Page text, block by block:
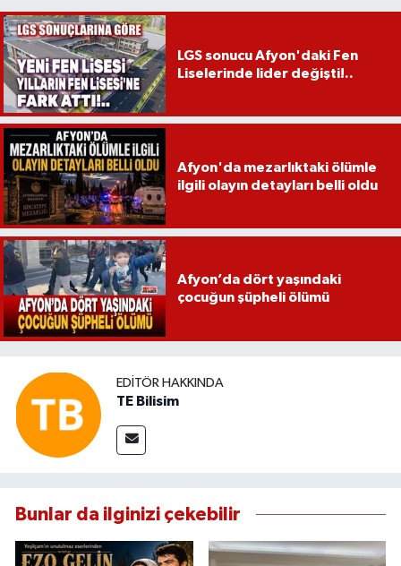
LGS sonucu Afyon'daki Fen
Liselerinde lider değişti!..
Afyon'da mezarlıktaki ölümle
ilgili olayın detayları belli oldu
Afyon’da dört yaşındaki
çocuğun şüpheli ölümü
EDITÖR HAKKINDA
TE Bilisim
Bunlar da ilginizi çekebilir